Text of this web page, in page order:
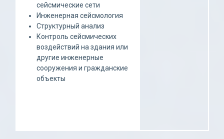
сейсмические сети
Инженерная сейсмология
Структурный анализ
Контроль сейсмических
воздействий на здания или
другие инженерные
сооружения и гражданские
объекты